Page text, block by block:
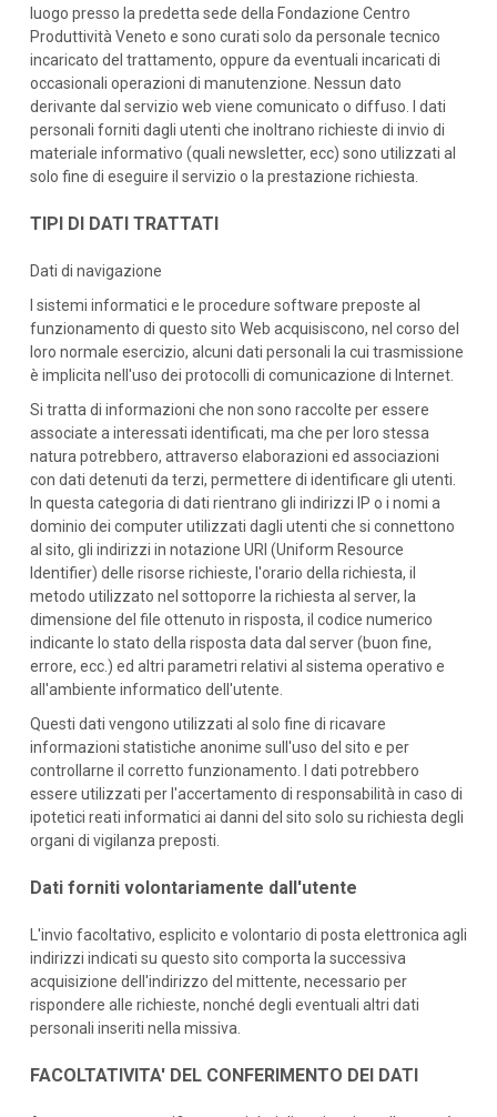
luogo presso la predetta sede della Fondazione Centro
Produttività Veneto e sono curati solo da personale tecnico
incaricato del trattamento, oppure da eventuali incaricati di
occasionali operazioni di manutenzione. Nessun dato
derivante dal servizio web viene comunicato o diffuso. I dati
personali forniti dagli utenti che inoltrano richieste di invio di
materiale informativo (quali newsletter, ecc) sono utilizzati al
solo fine di eseguire il servizio o la prestazione richiesta.
TIPI DI DATI TRATTATI
Dati di navigazione
I sistemi informatici e le procedure software preposte al
funzionamento di questo sito Web acquisiscono, nel corso del
loro normale esercizio, alcuni dati personali la cui trasmissione
è implicita nell'uso dei protocolli di comunicazione di Internet.
Si tratta di informazioni che non sono raccolte per essere
associate a interessati identificati, ma che per loro stessa
natura potrebbero, attraverso elaborazioni ed associazioni
con dati detenuti da terzi, permettere di identificare gli utenti.
In questa categoria di dati rientrano gli indirizzi IP o i nomi a
dominio dei computer utilizzati dagli utenti che si connettono
al sito, gli indirizzi in notazione URI (Uniform Resource
Identifier) delle risorse richieste, l'orario della richiesta, il
metodo utilizzato nel sottoporre la richiesta al server, la
dimensione del file ottenuto in risposta, il codice numerico
indicante lo stato della risposta data dal server (buon fine,
errore, ecc.) ed altri parametri relativi al sistema operativo e
all'ambiente informatico dell'utente.
Questi dati vengono utilizzati al solo fine di ricavare
informazioni statistiche anonime sull'uso del sito e per
controllarne il corretto funzionamento. I dati potrebbero
essere utilizzati per l'accertamento di responsabilità in caso di
ipotetici reati informatici ai danni del sito solo su richiesta degli
organi di vigilanza preposti.
Dati forniti volontariamente dall'utente
L'invio facoltativo, esplicito e volontario di posta elettronica agli
indirizzi indicati su questo sito comporta la successiva
acquisizione dell'indirizzo del mittente, necessario per
rispondere alle richieste, nonché degli eventuali altri dati
personali inseriti nella missiva.
FACOLTATIVITA' DEL CONFERIMENTO DEI DATI